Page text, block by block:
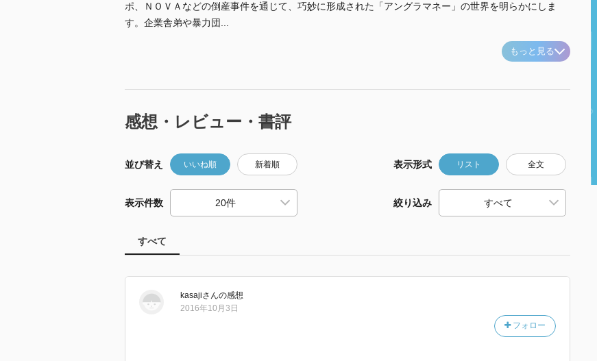
ポ、ＮＯＶＡなどの倒産事件を通じて、巧妙に形成された「アングラマネー」の世界を明らかにしま
す。企業舎弟や暴力団...
もっと見る
感想・レビュー・書評
並び替え いいね順 新着順 表示形式 リスト 全文
表示件数 絞り込み
すべて
kasajiさんの感想
フォロー
2016年10月3日